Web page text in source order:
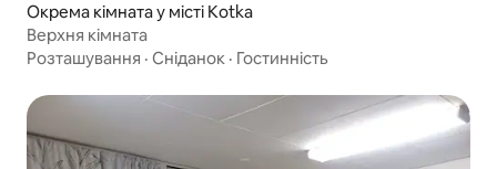
Окрема кімната у місті Kotka
Верхня кімната
Розташування · Сніданок · Гостинність